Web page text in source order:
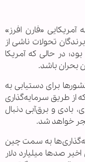
«فارن افرز»
تحولات ناشی از
در حالی که آمریکا
بحران باشد.
برای دستیابی به
از طریق سرمایه‌گذاری
بادی و برق‌آبی دنبال
خواهد شد.
به سمت چین
صدها میلیارد دلار